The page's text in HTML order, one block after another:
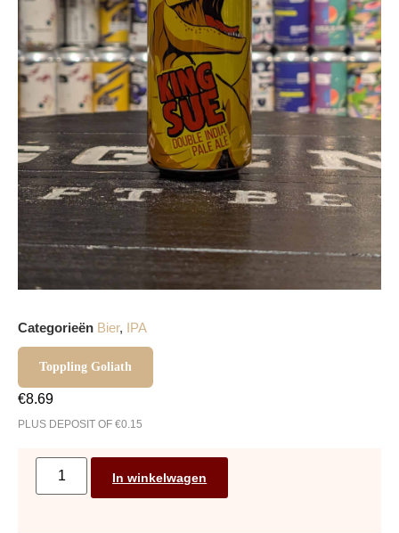
Categorieën Bier, IPA
Toppling Goliath
€8.69
PLUS DEPOSIT OF €0.15
In winkelwagen